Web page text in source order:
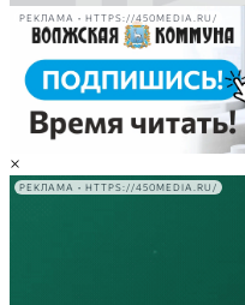
РЕКЛАМА • HTTPS://450MEDIA.RU/
×
РЕКЛАМА • HTTPS://450MEDIA.RU/